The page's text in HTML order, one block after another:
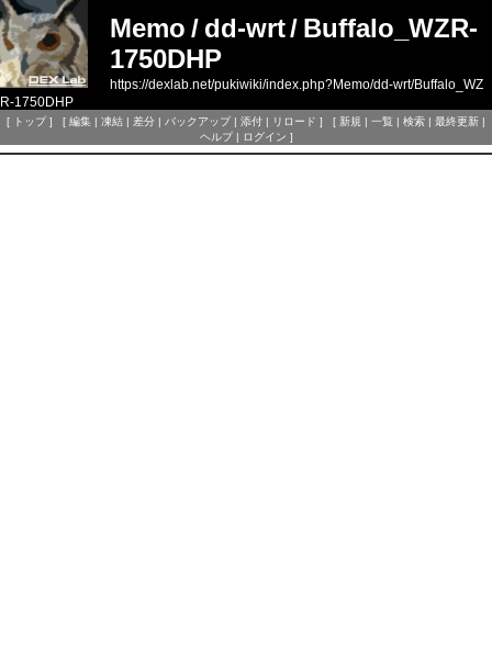
Memo / dd-wrt/ Buffalo_WZR-
1750DHP
https://dexlab.net/pukiwiki/index.php?Memo/dd-wrt/Buffalo_WZ
R-1750DHP
[ トップ] [ 編集 | 凍結 | 差分 | バックアップ| 添付 | リロード ] [ 新規 | 一覧 | 検索 | 最終更新 |
ヘルプ| ログイン ]